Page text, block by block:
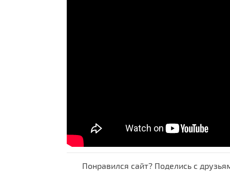
Понравился сайт? Поделись с